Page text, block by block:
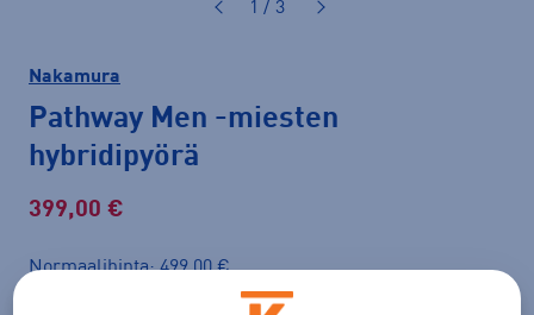
1 / 3
Nakamura
Pathway Men -miesten
hybridipyörä
399,00 €
Normaalihinta: 499,00 €
Lisätietoa